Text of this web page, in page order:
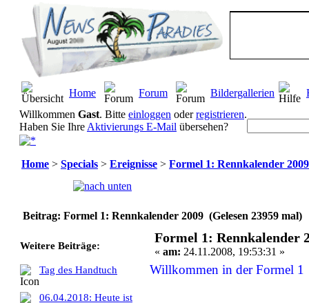
Home Forum Bildergallerien
Willkommen Gast. Bitte einloggen oderregistrieren.
Haben Sie Ihre Aktivierungs E-Mail übersehen?
Home > Specials > Ereignisse > Formel 1: Rennkalender 2009
Beitrag: Formel 1: Rennkalender 2009 (Gelesen 23959 mal)
Weitere Beiträge:
Tag des Handtuch
06.04.2018: Heute ist
Formel 1: Rennkalender
« am: 24.11.2008, 19:53:31 »
Willkommen in der Formel